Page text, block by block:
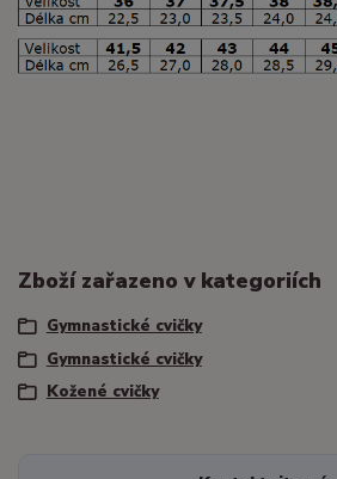
Zboží zařazeno v kategoriích
Gymnastické cvičky
Gymnastické cvičky
Kožené cvičky